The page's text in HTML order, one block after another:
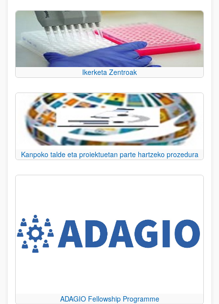
Ikerketa Zentroak
Kanpoko talde eta proiektuetan parte hartzeko prozedura
ADAGIO Fellowship Programme